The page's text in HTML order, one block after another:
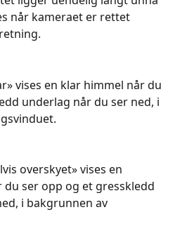
når kameraet er rettet
vises en klar himmel når du
underlag når du ser ned, i
overskyet» vises en
ser opp og et gresskledd
i bakgrunnen av